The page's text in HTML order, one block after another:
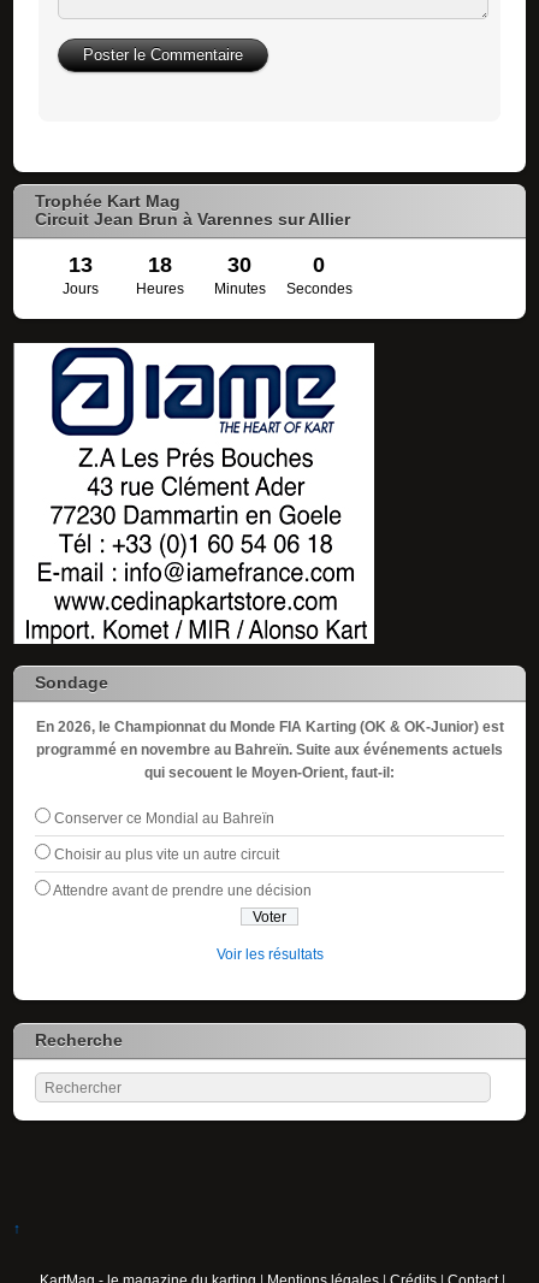
Trophée Kart Mag
Circuit Jean Brun à Varennes sur Allier
13 18 30 0
Jours Heures Minutes Secondes
Sondage
En 2026, le Championnat du Monde FIA Karting (OK & OK-Junior) est
programmé en novembre au Bahreïn. Suite aux événements actuels
qui secouent le Moyen-Orient, faut-il:
Conserver ce Mondial au Bahreïn
Choisir au plus vite un autre circuit
Attendre avant de prendre une décision
Voir les résultats
Recherche
↑
KartMag - le magazine du karting | Mentions légales | Crédits | Contact|